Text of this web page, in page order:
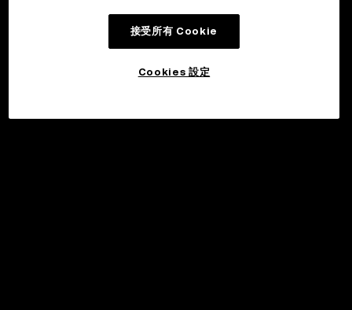
接受所有 Cookie
Cookies 設定